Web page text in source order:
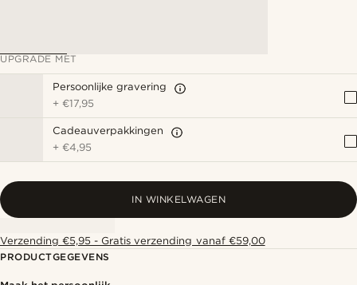
UPGRADE MET
Persoonlijke gravering
+€17,95
Cadeauverpakkingen
+€4,95
IN WINKELWAGEN
Verzending €5,95 - Gratis verzending vanaf €59,00
PRODUCTGEGEVENS